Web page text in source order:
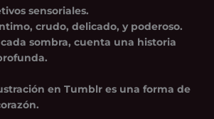
sensoriales.
crudo, delicado, y poderoso.
sombra, cuenta una historia
en Tumblr es una forma de